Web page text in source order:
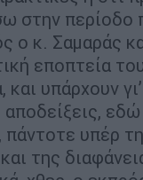
στην περίοδο
ο κ. Σαμαράς
εποπτεία
και υπάρχουν
αποδείξεις,
πάντοτε υπέρ
της